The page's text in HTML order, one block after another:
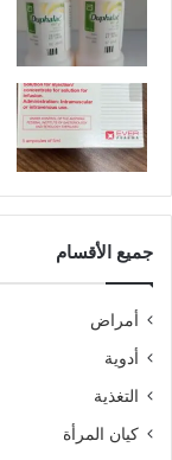
جميع الأقسام
أمراض
أدوية
التغذية
كيان المرأة